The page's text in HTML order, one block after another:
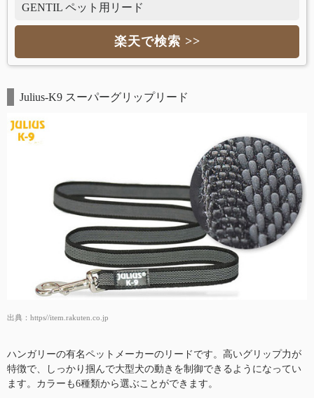
GENTIL ペット用リード
楽天で検索 >>
Julius-K9 スーパーグリップリード
出典： https//item.rakuten.co.jp
ハンガリーの有名ペットメーカーのリードです。高いグリップ力が
特徴で、しっかり掴んで大型犬の動きを制御できるようになってい
ます。カラーも6種類から選ぶことができます。